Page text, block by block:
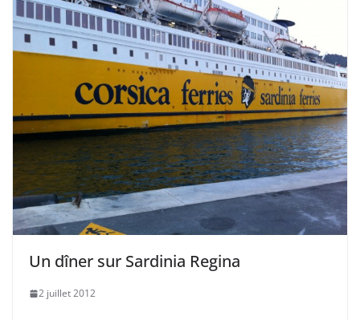
Un dîner sur Sardinia Regina
2 juillet 2012